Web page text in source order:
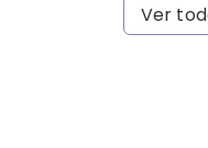
Ver